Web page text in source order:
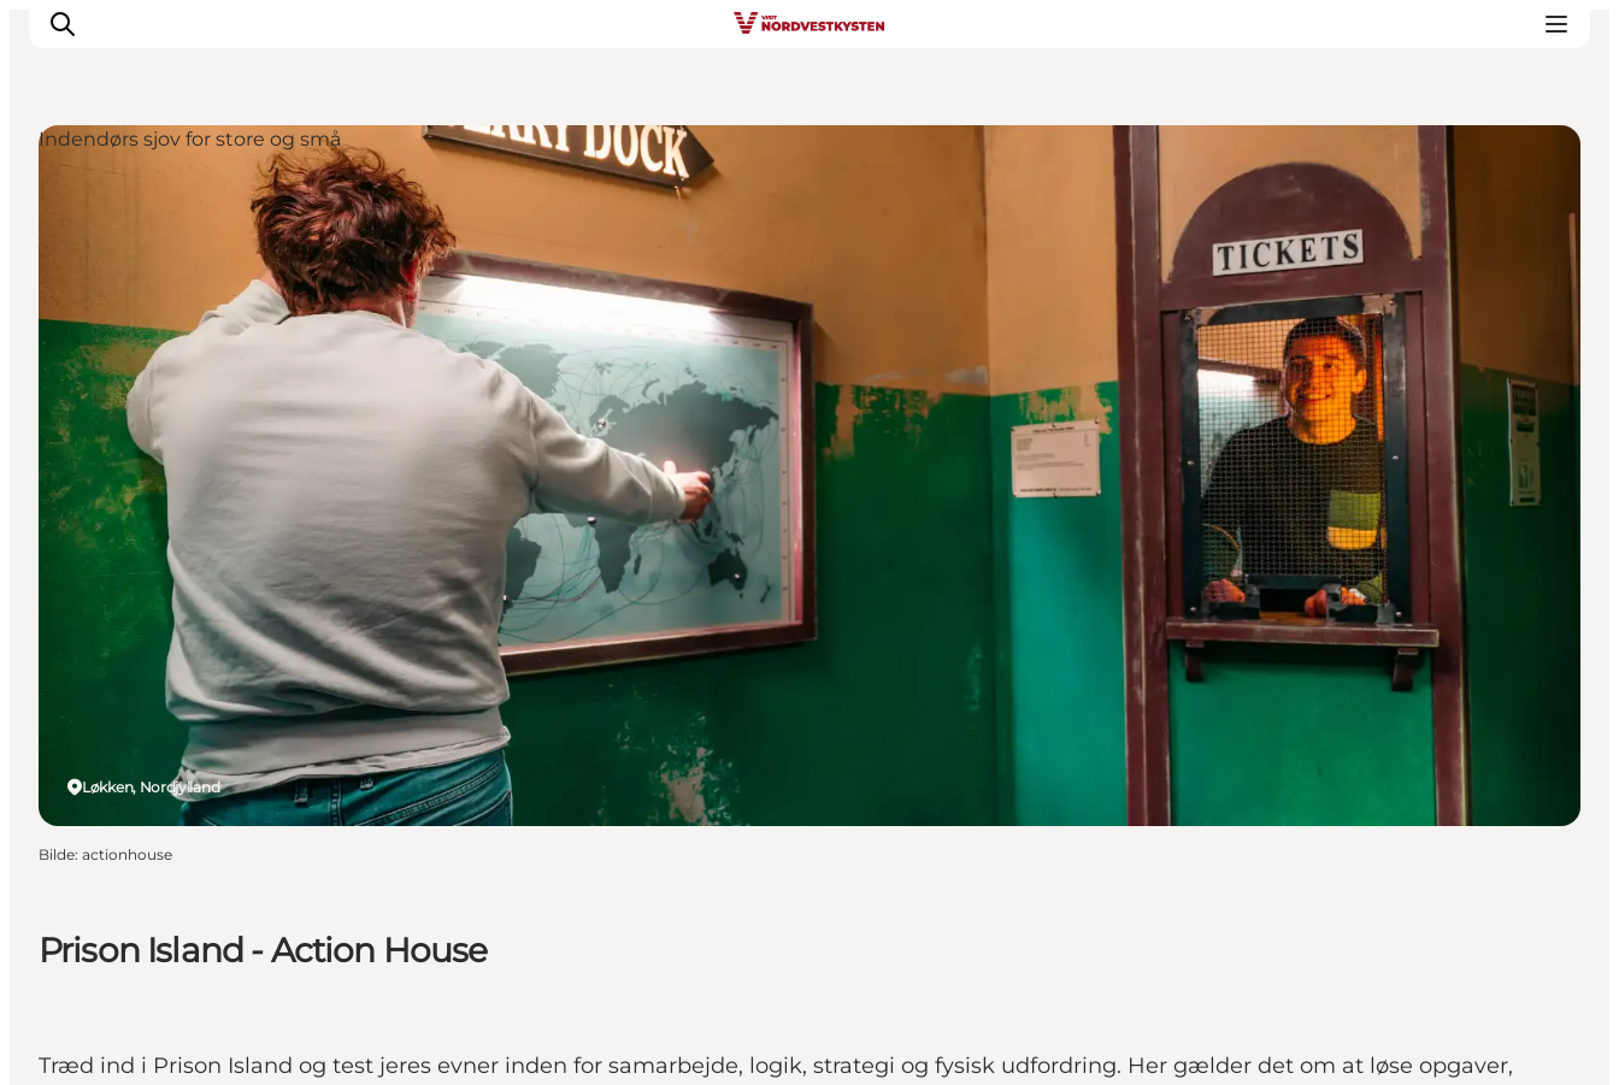
Overnatting
Planlegg ferien
Prison Island - Action House
Træd ind i Prison Island og test jeres evner inden for samarbejde, logik, strategi og fysisk udfordring. Her gælder det om at løse opgaver,
Løkken, Nordjylland
Indendørs sjov for store og små
Bilde: actionhouse